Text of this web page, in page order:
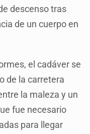
descenso tras
de un cuerpo en
el cadáver se
de la carretera
la maleza y un
fue necesario
para llegar